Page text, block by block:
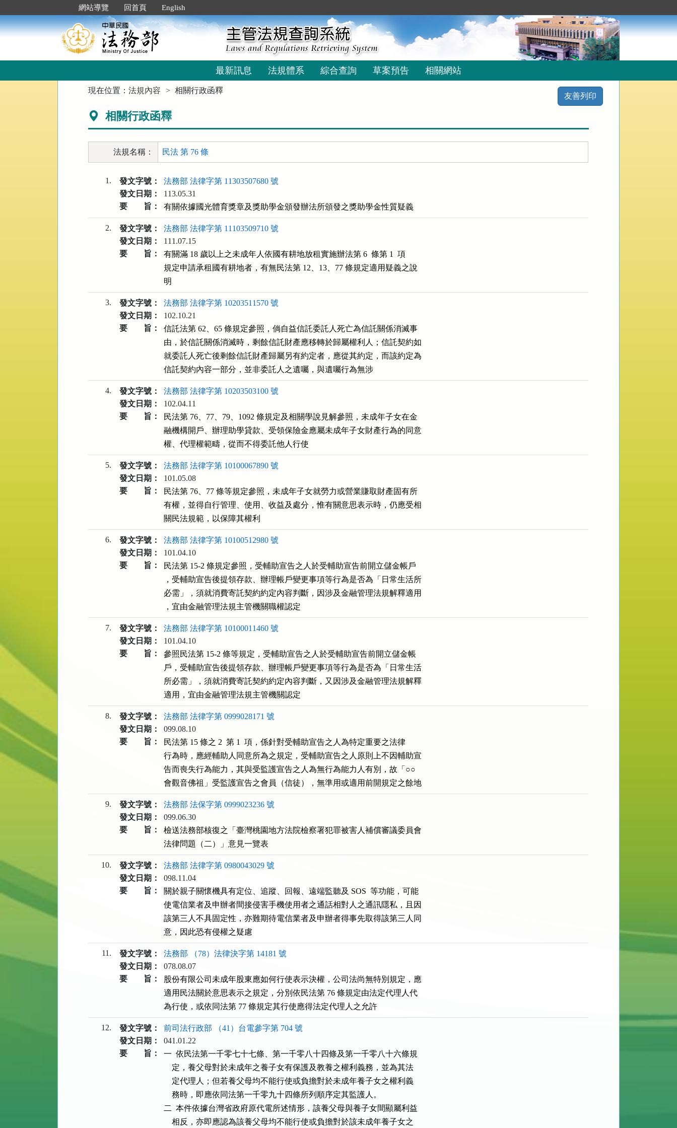
到
主
要
網站導覽 回首頁 English
最新訊息 法規體系 綜合查詢 草案預告 相關網站
現在位置：法規內容 相關行政函釋
友善列印
相關行政函釋
法規名稱： 民法 第 76 條
1. 發文字號：
法務部 法律字第 11303507680 號
發文日期：
113.05.31
要 旨：
有關依據國光體育獎章及獎助學金頒發辦法所頒發之獎助學金性質疑義
2. 發文字號：
法務部 法律字第 11103509710 號
發文日期：
111.07.15
要 旨：
有關滿 18 歲以上之未成年人依國有耕地放租實施辦法第 6  條第 1  項
規定申請承租國有耕地者，有無民法第 12、13、77 條規定適用疑義之說
明
3. 發文字號：
法務部 法律字第 10203511570 號
發文日期：
102.10.21
要 旨：
信託法第 62、65 條規定參照，倘自益信託委託人死亡為信託關係消滅事
由，於信託關係消滅時，剩餘信託財產應移轉於歸屬權利人；信託契約如
就委託人死亡後剩餘信託財產歸屬另有約定者，應從其約定，而該約定為
信託契約內容一部分，並非委託人之遺囑，與遺囑行為無涉
4. 發文字號：
法務部 法律字第 10203503100 號
發文日期：
102.04.11
要 旨：
民法第 76、77、79、1092 條規定及相關學說見解參照，未成年子女在金
融機構開戶、辦理助學貸款、受領保險金應屬未成年子女財產行為的同意
權、代理權範疇，從而不得委託他人行使
5. 發文字號：
法務部 法律字第 10100067890 號
發文日期：
101.05.08
要 旨：
民法第 76、77 條等規定參照，未成年子女就勞力或營業賺取財產固有所
有權，並得自行管理、使用、收益及處分，惟有關意思表示時，仍應受相
關民法規範，以保障其權利
6. 發文字號：
法務部 法律字第 10100512980 號
發文日期：
101.04.10
要 旨：
民法第 15-2 條規定參照，受輔助宣告之人於受輔助宣告前開立儲金帳戶
，受輔助宣告後提領存款、辦理帳戶變更事項等行為是否為「日常生活所
必需」，須就消費寄託契約約定內容判斷，因涉及金融管理法規解釋適用
，宜由金融管理法規主管機關職權認定
7. 發文字號：
法務部 法律字第 10100011460 號
發文日期：
101.04.10
要 旨：
參照民法第 15-2 條等規定，受輔助宣告之人於受輔助宣告前開立儲金帳
戶，受輔助宣告後提領存款、辦理帳戶變更事項等行為是否為「日常生活
所必需」，須就消費寄託契約約定內容判斷，又因涉及金融管理法規解釋
適用，宜由金融管理法規主管機關認定
8. 發文字號：
法務部 法律字第 0999028171 號
發文日期：
099.08.10
要 旨：
民法第 15 條之 2  第 1  項，係針對受輔助宣告之人為特定重要之法律
行為時，應經輔助人同意所為之規定，受輔助宣告之人原則上不因輔助宣
告而喪失行為能力，其與受監護宣告之人為無行為能力人有別，故「○○
會觀音佛祖」受監護宣告之會員（信徒），無準用或適用前開規定之餘地
9. 發文字號：
法務部 法保字第 0999023236 號
發文日期：
099.06.30
要 旨：
檢送法務部核復之「臺灣桃園地方法院檢察署犯罪被害人補償審議委員會
法律問題（二）」意見一覽表
10. 發文字號：
法務部 法律字第 0980043029 號
發文日期：
098.11.04
要 旨：
關於親子關懷機具有定位、追蹤、回報、遠端監聽及 SOS  等功能，可能
使電信業者及申辦者間接侵害手機使用者之通話相對人之通訊隱私，且因
該第三人不具固定性，亦難期待電信業者及申辦者得事先取得該第三人同
意，因此恐有侵權之疑慮
11. 發文字號：
法務部 （78）法律決字第 14181 號
發文日期：
078.08.07
要 旨：
股份有限公司未成年股東應如何行使表示決權，公司法尚無特別規定，應
適用民法關於意思表示之規定，分別依民法第 76 條規定由法定代理人代
為行使，或依同法第 77 條規定其行使應得法定代理人之允許
12. 發文字號：
前司法行政部 （41）台電參字第 704 號
發文日期：
041.01.22
要 旨：
一  依民法第一千零七十七條、第一千零八十四條及第一千零八十六條規
    定，養父母對於未成年之養子女有保護及教養之權利義務，並為其法
    定代理人；但若養父母均不能行使或負擔對於未成年養子女之權利義
    務時，即應依同法第一千零九十四條所列順序定其監護人。
二  本件依據台灣省政府原代電所述情形，該養父母與養子女間顯屬利益
    相反，亦即應認為該養父母均不能行使或負擔對於該未成年養子女之